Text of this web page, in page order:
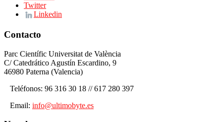
Twitter
Linkedin
Contacto
Parc Científic Universitat de València
C/ Catedrático Agustín Escardino, 9
46980 Paterna (Valencia)
Teléfonos: 96 316 30 18 // 617 280 397
Email: info@ultimobyte.es